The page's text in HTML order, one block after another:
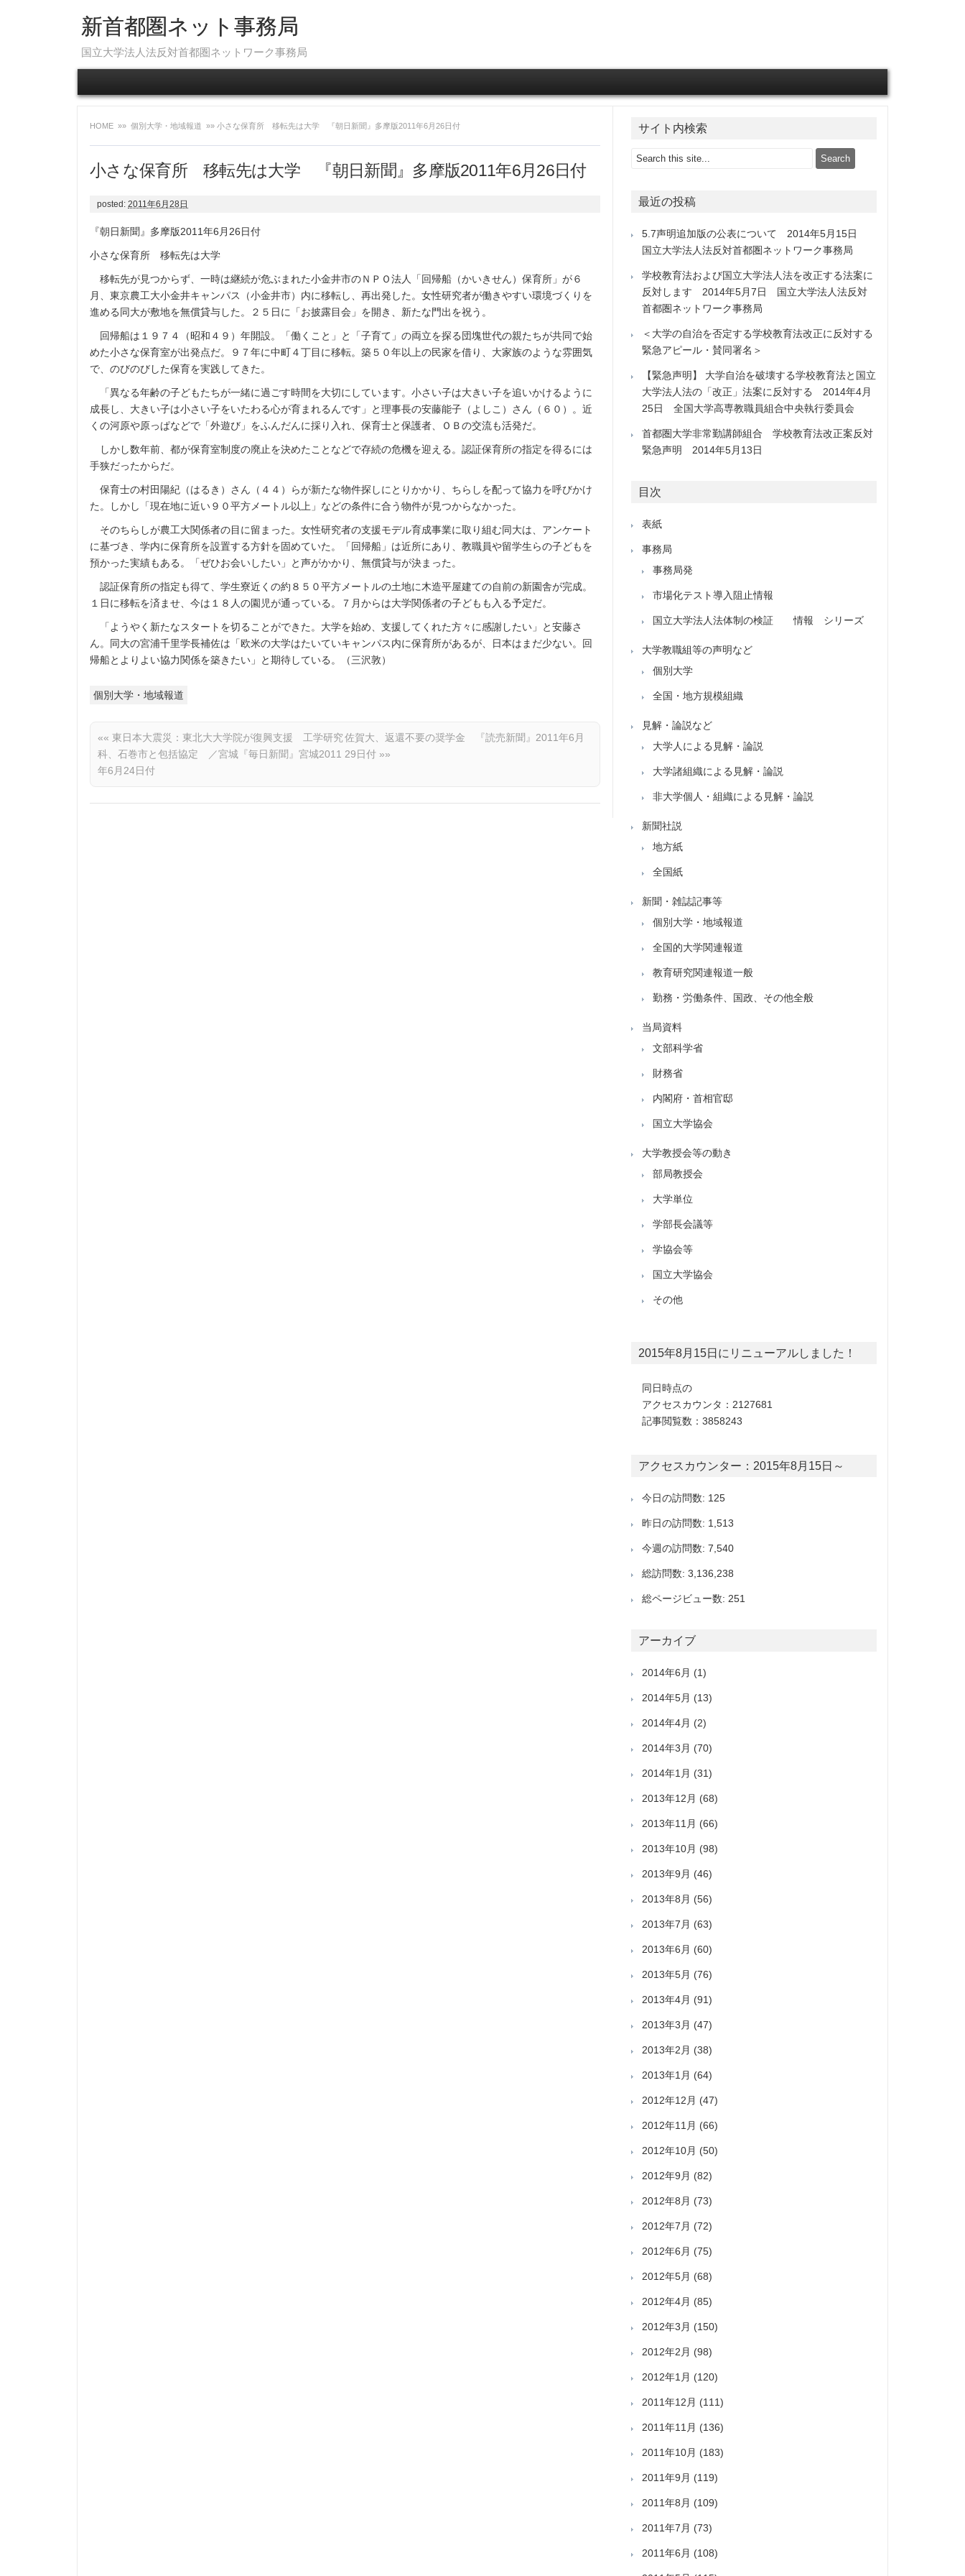
新首都圏ネット事務局
国立大学法人法反対首都圏ネットワーク事務局
HOME »» 個別大学・地域報道 »» 小さな保育所 移転先は大学 『朝日新聞』多摩版2011年6月26日付
小さな保育所 移転先は大学 『朝日新聞』多摩版2011年6月26日付
posted: 2011年6月28日
『朝日新聞』多摩版2011年6月26日付
小さな保育所 移転先は大学
移転先が見つからず、一時は継続が危ぶまれた小金井市のＮＰＯ法人「回帰船（かいきせん）保育所」が６
月、東京農工大小金井キャンパス（小金井市）内に移転し、再出発した。女性研究者が働きやすい環境づくりを
進める同大が敷地を無償貸与した。２５日に「お披露目会」を開き、新たな門出を祝う。
回帰船は１９７４（昭和４９）年開設。「働くこと」と「子育て」の両立を探る団塊世代の親たちが共同で始
めた小さな保育室が出発点だ。９７年に中町４丁目に移転。築５０年以上の民家を借り、大家族のような雰囲気
で、のびのびした保育を実践してきた。
「異なる年齢の子どもたちが一緒に過ごす時間を大切にしています。小さい子は大きい子を追いかけるように
成長し、大きい子は小さい子をいたわる心が育まれるんです」と理事長の安藤能子（よしこ）さん（６０）。近
くの河原や原っぱなどで「外遊び」をふんだんに採り入れ、保育士と保護者、ＯＢの交流も活発だ。
しかし数年前、都が保育室制度の廃止を決めたことなどで存続の危機を迎える。認証保育所の指定を得るには
手狭だったからだ。
保育士の村田陽紀（はるき）さん（４４）らが新たな物件探しにとりかかり、ちらしを配って協力を呼びかけ
た。しかし「現在地に近い９０平方メートル以上」などの条件に合う物件が見つからなかった。
そのちらしが農工大関係者の目に留まった。女性研究者の支援モデル育成事業に取り組む同大は、アンケート
に基づき、学内に保育所を設置する方針を固めていた。「回帰船」は近所にあり、教職員や留学生らの子どもを
預かった実績もある。「ぜひお会いしたい」と声がかかり、無償貸与が決まった。
認証保育所の指定も得て、学生寮近くの約８５０平方メートルの土地に木造平屋建ての自前の新園舎が完成。
１日に移転を済ませ、今は１８人の園児が通っている。７月からは大学関係者の子どもも入る予定だ。
「ようやく新たなスタートを切ることができた。大学を始め、支援してくれた方々に感謝したい」と安藤さ
ん。同大の宮浦千里学長補佐は「欧米の大学はたいていキャンパス内に保育所があるが、日本はまだ少ない。回
帰船とよりよい協力関係を築きたい」と期待している。（三沢敦）
個別大学・地域報道
«« 東日本大震災：東北大大学院が復興支援 工学研究
科、石巻市と包括協定 ／宮城『毎日新聞』宮城2011
年6月24日付
佐賀大、返還不要の奨学金 『読売新聞』2011年6月
29日付 »»
サイト内検索
最近の投稿
5.7声明追加版の公表について 2014年5月15日
国立大学法人法反対首都圏ネットワーク事務局
学校教育法および国立大学法人法を改正する法案に
反対します 2014年5月7日 国立大学法人法反対
首都圏ネットワーク事務局
＜大学の自治を否定する学校教育法改正に反対する
緊急アピール・賛同署名＞
【緊急声明】 大学自治を破壊する学校教育法と国立
大学法人法の「改正」法案に反対する 2014年4月
25日 全国大学高専教職員組合中央執行委員会
首都圏大学非常勤講師組合 学校教育法改正案反対
緊急声明 2014年5月13日
目次
表紙
事務局
事務局発
市場化テスト導入阻止情報
国立大学法人法体制の検証 情報 シリーズ
大学教職組等の声明など
個別大学
全国・地方規模組織
見解・論説など
大学人による見解・論説
大学諸組織による見解・論説
非大学個人・組織による見解・論説
新聞社説
地方紙
全国紙
新聞・雑誌記事等
個別大学・地域報道
全国的大学関連報道
教育研究関連報道一般
勤務・労働条件、国政、その他全般
当局資料
文部科学省
財務省
内閣府・首相官邸
国立大学協会
大学教授会等の動き
部局教授会
大学単位
学部長会議等
学協会等
国立大学協会
その他
2015年8月15日にリニューアルしました！
同日時点の
アクセスカウンタ：2127681
記事閲覧数：3858243
アクセスカウンター：2015年8月15日～
今日の訪問数: 125
昨日の訪問数: 1,513
今週の訪問数: 7,540
総訪問数: 3,136,238
総ページビュー数: 251
アーカイブ
2014年6月 (1)
2014年5月 (13)
2014年4月 (2)
2014年3月 (70)
2014年1月 (31)
2013年12月 (68)
2013年11月 (66)
2013年10月 (98)
2013年9月 (46)
2013年8月 (56)
2013年7月 (63)
2013年6月 (60)
2013年5月 (76)
2013年4月 (91)
2013年3月 (47)
2013年2月 (38)
2013年1月 (64)
2012年12月 (47)
2012年11月 (66)
2012年10月 (50)
2012年9月 (82)
2012年8月 (73)
2012年7月 (72)
2012年6月 (75)
2012年5月 (68)
2012年4月 (85)
2012年3月 (150)
2012年2月 (98)
2012年1月 (120)
2011年12月 (111)
2011年11月 (136)
2011年10月 (183)
2011年9月 (119)
2011年8月 (109)
2011年7月 (73)
2011年6月 (108)